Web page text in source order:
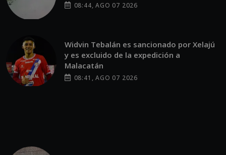
08:44, AGO 07 2026
Widvin Tebalán es sancionado por Xelajú
y es excluido de la expedición a
Malacatán
08:41, AGO 07 2026